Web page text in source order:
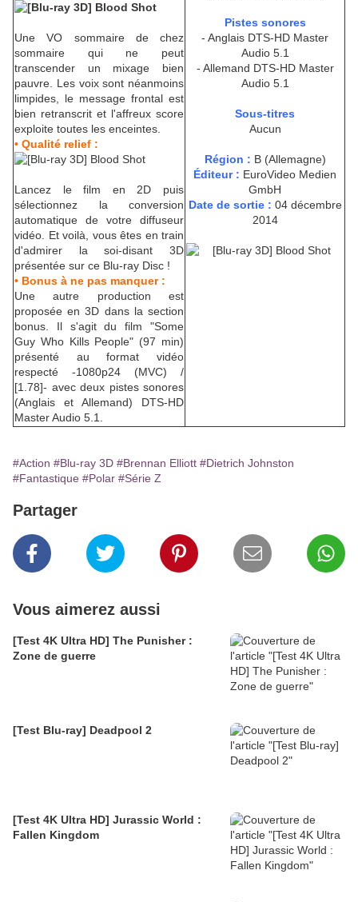
Une VO sommaire de chez
sommaire qui ne peut
transcender un mixage bien
pauvre. Les voix sont néanmoins
limpides, le message frontal est
bien retranscrit et l'affreux score
exploite toutes les enceintes.
• Qualité relief :
Lancez le film en 2D puis
sélectionnez la conversion
automatique de votre diffuseur
vidéo. Et voilà, vous êtes en train
d'admirer la soi-disant 3D
présentée sur ce Blu-ray Disc !
• Bonus à ne pas manquer :
Une autre production est
proposée en 3D dans la section
bonus. Il s'agit du film "Some
Guy Who Kills People" (97 min)
présenté au format vidéo
respecté -1080p24 (MVC) /
[1.78]- avec deux pistes sonores
(Anglais et Allemand) DTS-HD
Master Audio 5.1.
Pistes sonores
- Anglais DTS-HD Master
Audio 5.1
- Allemand DTS-HD Master
Audio 5.1
Sous-titres
Aucun
Région : B (Allemagne)
Éditeur : EuroVideo Medien
GmbH
Date de sortie : 04 décembre
2014
#Action #Blu-ray 3D #Brennan Elliott #Dietrich Johnston
#Fantastique #Polar #Série Z
Partager
Vous aimerez aussi
[Test 4K Ultra HD] The Punisher :
Zone de guerre
[Test Blu-ray] Deadpool 2
[Test 4K Ultra HD] Jurassic World :
Fallen Kingdom